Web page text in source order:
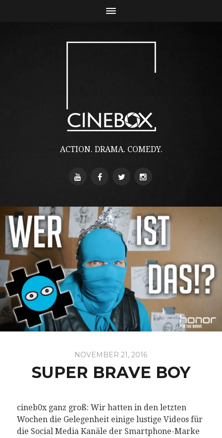
ACTION. DRAMA. COMEDY.
NOVEMBER 21, 2016
SUPER BRAVE BOY
cineb0x ganz groß: Wir hatten in den letzten
Wochen die Gelegenheit einige lustige Videos für
die Social Media Kanäle der Smartphone-Marke